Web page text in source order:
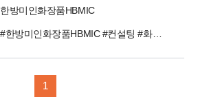
한방미인화장품HBMIC
#한방미인화장품HBMIC #컨설팅 #화장품 #ODM #OEM
1